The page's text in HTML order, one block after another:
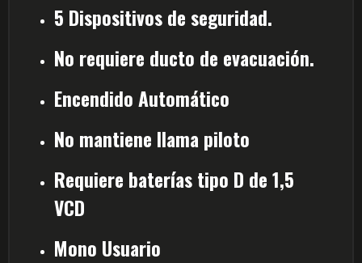
5 Dispositivos de seguridad.
No requiere ducto de evacuación.
Encendido Automático
No mantiene llama piloto
Requiere baterías tipo D de 1,5
VCD
Mono Usuario